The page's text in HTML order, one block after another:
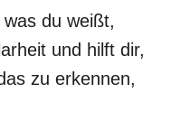
du weißt,
und hilft dir,
zu erkennen,